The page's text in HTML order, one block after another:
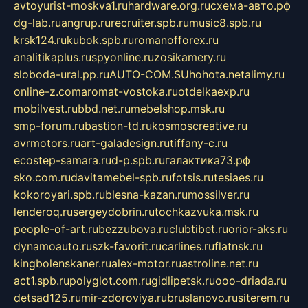
avtoyurist-moskva1.ruhardware.org.ruсхема-авто.рф
dg-lab.ruangrup.rurecruiter.spb.rumusic8.spb.ru
krsk124.rukubok.spb.ruromanofforex.ru
analitikaplus.ruspyonline.ruzosikamery.ru
sloboda-ural.pp.ruAUTO-COM.SUhohota.netalimy.ru
online-z.comaromat-vostoka.ruotdelkaexp.ru
mobilvest.rubbd.net.rumebelshop.msk.ru
smp-forum.rubastion-td.rukosmoscreative.ru
avrmotors.ruart-galadesign.rutiffany-c.ru
ecostep-samara.rud-p.spb.ruгалактика73.рф
sko.com.rudavitamebel-spb.rufotsis.rutesiaes.ru
kokoroyari.spb.rublesna-kazan.rumossilver.ru
lenderoq.rusergeydobrin.rutochkazvuka.msk.ru
people-of-art.rubezzubova.ruclubtibet.ruorior-aks.ru
dynamoauto.ruszk-favorit.rucarlines.ruflatnsk.ru
kingbolenskaner.rualex-motor.ruastroline.net.ru
act1.spb.rupolyglot.com.rugidlipetsk.ruooo-driada.ru
detsad125.rumir-zdoroviya.rubruslanovo.rusiterem.ru